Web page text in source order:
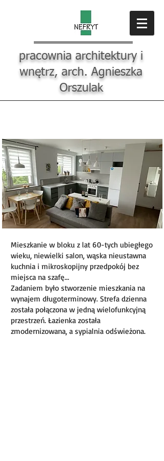
pracownia architektury i
wnętrz, arch. Agnieszka
Orszulak
Mieszkanie w bloku z lat 60-tych ubiegłego
wieku, niewielki salon, wąska nieustawna
kuchnia i mikroskopijny przedpokój bez
miejsca na szafę...
Zadaniem było stworzenie mieszkania na
wynajem długoterminowy. Strefa dzienna
została połączona w jedną wielofunkcyjną
przestrzeń. Łazienka została
zmodernizowana, a sypialnia odświeżona.